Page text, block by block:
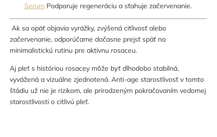
Serum Podporuje regeneráciu a sťahuje začervenanie.
Ak sa opäť objavia vyrážky, zvýšená citlivosť alebo
začervenanie, odporúčame dočasne prejsť späť na
minimalistickú rutinu pre aktívnu rosaceu.
Aj pleť s históriou rosacey môže byť dlhodobo stabilná,
vyvážená a vizuálne zjednotená. Anti-age starostlivosť v tomto
štádiu už nie je rizikom, ale prirodzeným pokračovaním vedomej
starostlivosti o citlivú pleť.